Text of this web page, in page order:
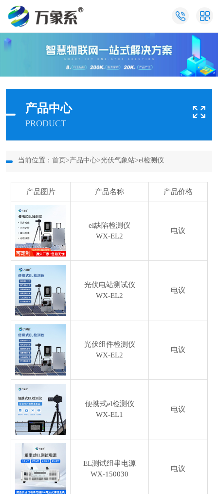
产品中心
PRODUCT
当前位置： 首页 >产品中心>光伏气象站>el检测仪
产品图片 产品名称 产品价格
el缺陷检测仪
WX-EL2
电议
光伏电站测试仪
WX-EL2
电议
光伏组件检测仪
WX-EL2
电议
便携式el检测仪
WX-EL1
电议
EL测试组串电源
WX-150030
电议